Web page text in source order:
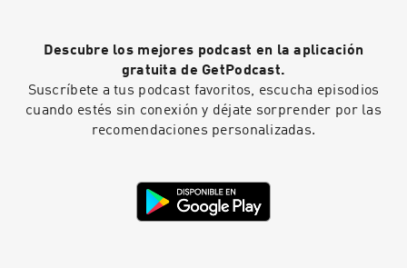
Descubre los mejores podcast en la aplicación
gratuita de GetPodcast.
Suscríbete a tus podcast favoritos, escucha episodios
cuando estés sin conexión y déjate sorprender por las
recomendaciones personalizadas.